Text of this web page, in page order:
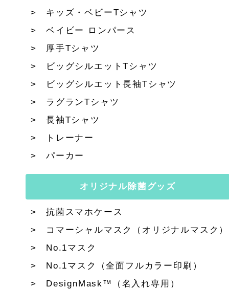
キッズ・ベビーTシャツ
ベイビー ロンパース
厚手Tシャツ
ビッグシルエットTシャツ
ビッグシルエット長袖Tシャツ
ラグランTシャツ
長袖Tシャツ
トレーナー
パーカー
オリジナル除菌グッズ
抗菌スマホケース
コマーシャルマスク（オリジナルマスク）
No.1マスク
No.1マスク（全面フルカラー印刷）
DesignMask™（名入れ専用）